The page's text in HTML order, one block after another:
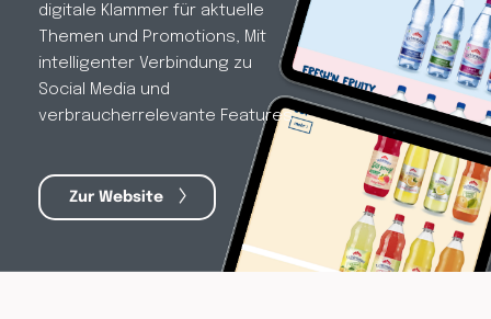
digitale Klammer für aktuelle
Themen und Promotions, Mit
intelligenter Verbindung zu
Social Media und
verbraucherrelevante Features.
Zur Website